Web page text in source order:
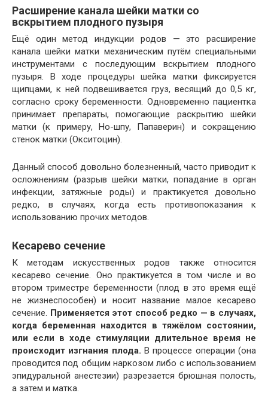
Расширение канала шейки матки со
вскрытием плодного пузыря
Ещё один метод индукции родов — это расширение
канала шейки матки механическим путём специальными
инструментами с последующим вскрытием плодного
пузыря. В ходе процедуры шейка матки фиксируется
щипцами, к ней подвешивается груз, весящий до 0,5 кг,
согласно сроку беременности. Одновременно пациентка
принимает препараты, помогающие раскрытию шейки
матки (к примеру, Но-шпу, Папаверин) и сокращению
стенок матки (Окситоцин).
Данный способ довольно болезненный, часто приводит к
осложнениям (разрыв шейки матки, попадание в орган
инфекции, затяжные роды) и практикуется довольно
редко, в случаях, когда есть противопоказания к
использованию прочих методов.
Кесарево сечение
К методам искусственных родов также относится
кесарево сечение. Оно практикуется в том числе и во
втором триместре беременности (плод в это время ещё
не жизнеспособен) и носит название малое кесарево
сечение. Применяется этот способ редко — в случаях,
когда беременная находится в тяжёлом состоянии,
или если в ходе стимуляции длительное время не
происходит изгнания плода. В процессе операции (она
проводится под общим наркозом либо с использованием
эпидуральной анестезии) разрезается брюшная полость,
а затем и матка.